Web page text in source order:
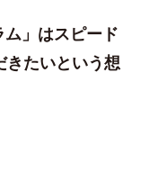
」はスピード
きたいという想